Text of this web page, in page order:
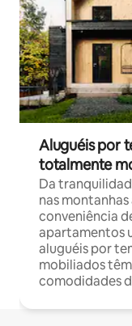
Aluguéis por
totalmente
Da
nas montanhas
conveniência
apartamentos
aluguéis por
mobiliados
comodidades